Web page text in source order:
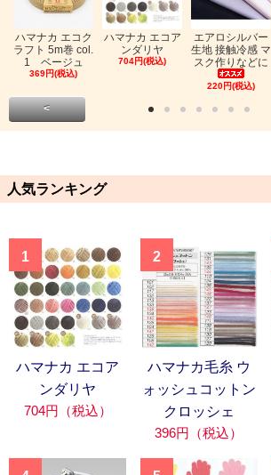
ハマナカ エコク
ラフト 5m巻 col.
1 ベージュ
369円(税込)
ハマナカ エコア
ンダリヤ
704円(税込)
エアロシルバー
生地 接触冷感 マ
スク作りなどに
220円(税込)
<
人気ランキング
1
ハマナカ エコア
ンダリヤ
704円（税込）
2
ハマナカ毛糸 ウ
ォッシュコットン
クロッシェ
396円（税込）